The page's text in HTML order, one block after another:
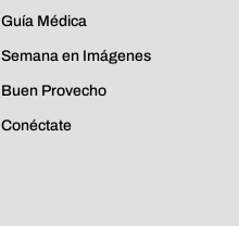
Guía Médica
Semana en Imágenes
Buen Provecho
Conéctate